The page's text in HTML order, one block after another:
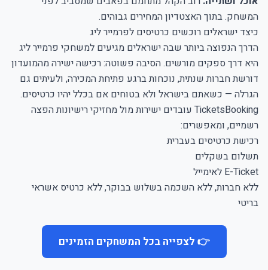
המשחק. בתוך האצטדיון המחירים גבוהים.
כיצד ישראלים רוכשים כרטיסים לפרמייר ליג
הדרך הנפוצה ביותר שבה ישראלים מגיעים למשחקי פרמייר ליג
היא דרך ספקים מורשים. הסיבה פשוטה: רכישה ישירה מהמועדון
דורשת חברות שנתית, נוכחות ברגע פתיחת המכירה, ולעיתים גם
הגרלה — כשאתם בישראל ולא בטוחים אם בכלל יהיו כרטיסים.
TicketsBooking עובדים ישירות מול מחזיקי רישיונות הפצה
רשמיים, ומאפשרים:
רכישת כרטיסים בעברית
תשלום בשקלים
E-Ticket לאימייל
ללא חברות, ללא השכמה בשלוש בבוקר, ללא כרטיס אשראי
בריטי
👉 לצפייה בכל המשחקים הזמינים